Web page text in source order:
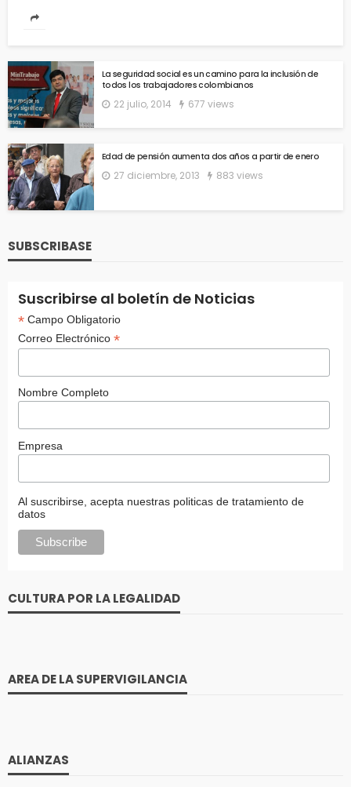
La seguridad social es un camino para la inclusión de
todos los trabajadores colombianos
22 julio, 2014 677 views
Edad de pensión aumenta dos años a partir de enero
27 diciembre, 2013 883 views
SUBSCRIBASE
Suscribirse al boletín de Noticias
*Campo Obligatorio
Correo Electrónico *
Nombre Completo
Empresa
Al suscribirse, acepta nuestras politicas de tratamiento de
datos
CULTURA POR LA LEGALIDAD
AREA DE LA SUPERVIGILANCIA
ALIANZAS